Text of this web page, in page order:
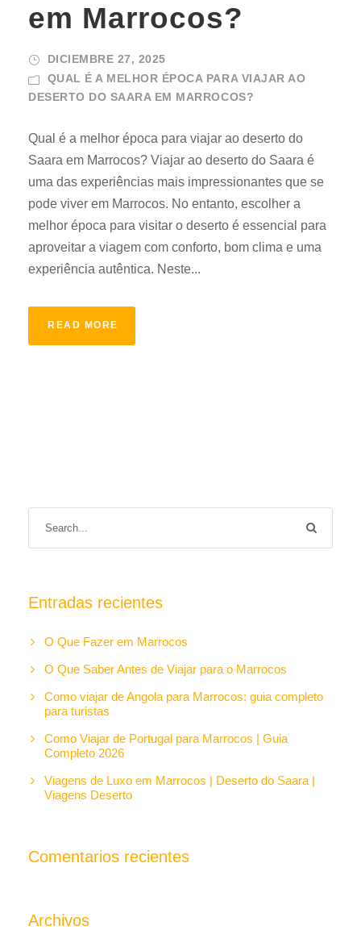
em Marrocos?
DICIEMBRE 27, 2025
QUAL É A MELHOR ÉPOCA PARA VIAJAR AO
DESERTO DO SAARA EM MARROCOS?
Qual é a melhor época para viajar ao deserto do
Saara em Marrocos? Viajar ao deserto do Saara é
uma das experiências mais impressionantes que se
pode viver em Marrocos. No entanto, escolher a
melhor época para visitar o deserto é essencial para
aproveitar a viagem com conforto, bom clima e uma
experiência autêntica. Neste...
READ MORE
Entradas recientes
O Que Fazer em Marrocos
O Que Saber Antes de Viajar para o Marrocos
Como viajar de Angola para Marrocos: guia completo
para turistas
Como Viajar de Portugal para Marrocos | Guia
Completo 2026
Viagens de Luxo em Marrocos | Deserto do Saara |
Viagens Deserto
Comentarios recientes
Archivos